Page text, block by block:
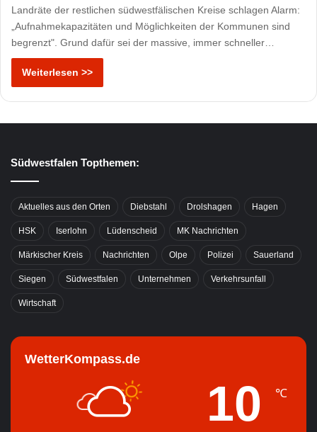
Landräte der restlichen südwestfälischen Kreise schlagen Alarm:
„Aufnahmekapazitäten und Möglichkeiten der Kommunen sind
begrenzt". Grund dafür sei der massive, immer schneller…
Weiterlesen >>
Südwestfalen Topthemen:
Aktuelles aus den Orten Diebstahl Drolshagen Hagen
HSK Iserlohn Lüdenscheid MK Nachrichten
Märkischer Kreis Nachrichten Olpe Polizei Sauerland
Siegen Südwestfalen Unternehmen Verkehrsunfall
Wirtschaft
WetterKompass.de
10 ℃